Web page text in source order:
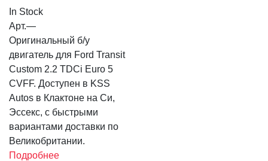
In Stock
Арт.—
Оригинальный б/у
двигатель для Ford Transit
Custom 2.2 TDCi Euro 5
CVFF. Доступен в KSS
Autos в Клактоне на Си,
Эссекс, с быстрыми
вариантами доставки по
Великобритании.
Подробнее